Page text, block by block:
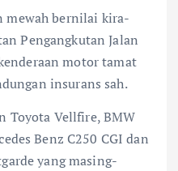
mewah bernilai kira-
Pengangkutan Jalan
motor tamat
insurans sah.
Toyota Vellfire, BMW
Benz C250 CGI dan
yang masing-